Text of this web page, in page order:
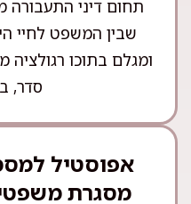
תחום דיני
שבין המשפט לחיי
ומגלם בתוכו
סדר,
אפוסטיל
מסגרת